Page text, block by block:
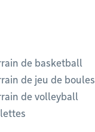
de basketball
de jeu de boules
de volleyball